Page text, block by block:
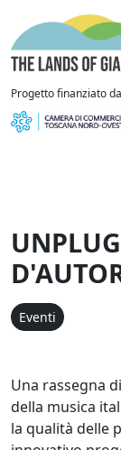
Vai al contenuto
Progetto finanziato
Eventi
Una rassegna
della musica
la qualità delle